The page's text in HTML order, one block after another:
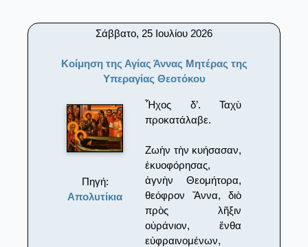
Σάββατο, 25 Ιουλίου 2026
Κοίμηση της Αγίας Άννας Μητέρας της
Υπεραγίας Θεοτόκου
Πηγή:
Απολυτίκια
Ἦχος δ’. Ταχὺ
προκατάλαβε.
Ζωὴν τὴν κυήσασαν,
ἐκυοφόρησας,
ἁγνὴν Θεομήτορα,
θεόφρον Ἄννα, διὸ
πρὸς λῆξιν
οὐράνιον, ἔνθα
εὐφραινομένων,